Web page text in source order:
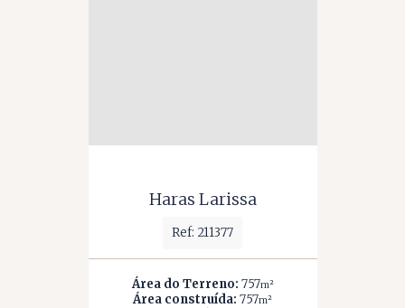
Haras Larissa
Ref: 211377
Área do Terreno: 757m²
Área construída: 757m²